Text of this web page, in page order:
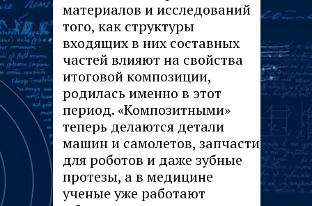
материалов и исследований
того, как структуры
входящих в них составных
частей влияют на свойства
итоговой композиции,
родилась именно в этот
период. «Композитными»
теперь делаются детали
машин и самолетов, запчасти
для роботов и даже зубные
протезы, а в медицине
ученые уже работают